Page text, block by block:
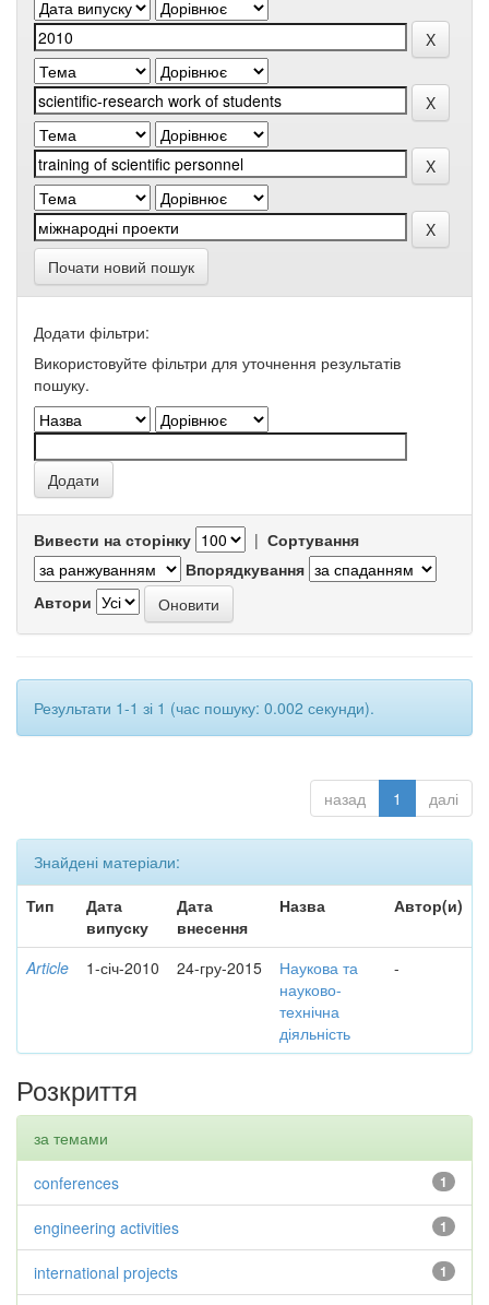
Почати новий пошук
Додати фільтри:
Використовуйте фільтри для уточнення результатів
пошуку.
Вивести на сторінку | Сортування
Впорядкування
Автори
Результати 1-1 зі 1 (час пошуку: 0.002 секунди).
назад 1 далі
Знайдені матеріали:
Тип
Дата
випуску
Дата
внесення
Назва Автор(и)
Article 1-січ-2010 24-гру-2015
Наукова та
науково-
технічна
діяльність
-
Розкриття
за темами
1
conferences
1
engineering activities
1
international projects